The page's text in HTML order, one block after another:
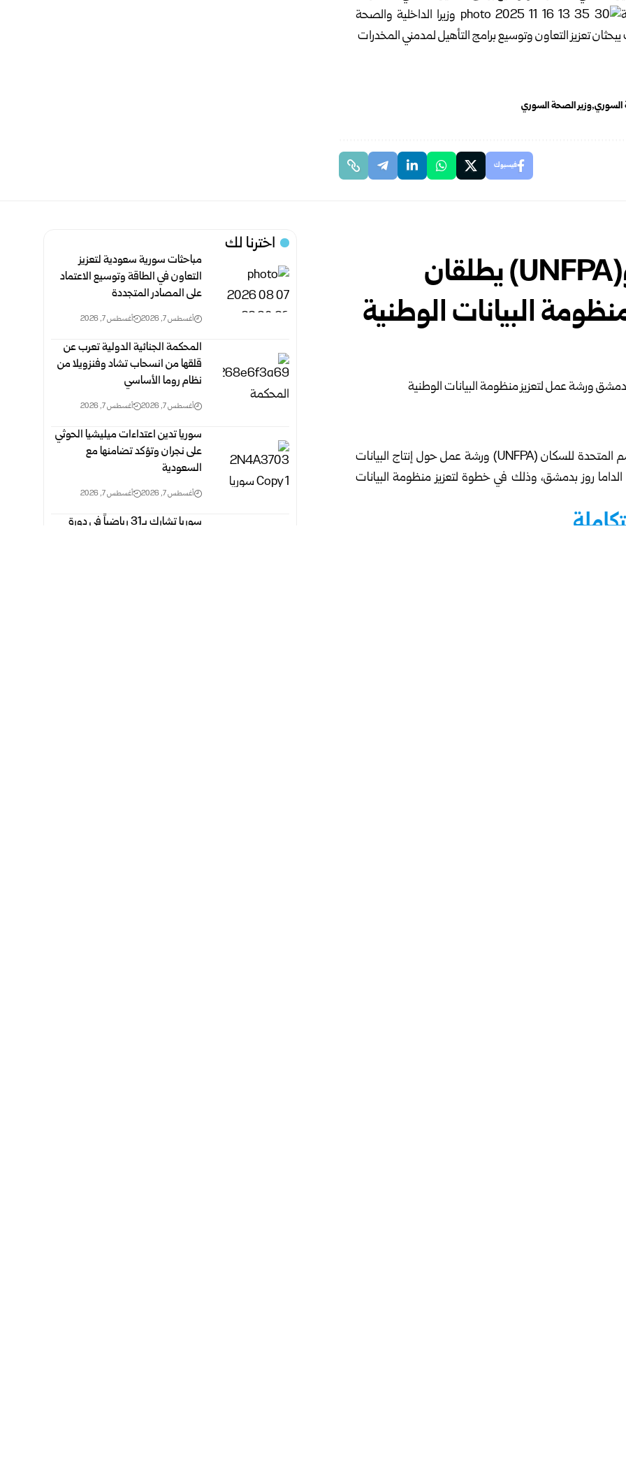
السوري وزير الصحة السوري
فيسبوك
هيئة التخطيط والإحصاء و(UNFPA) يطلقان
البيانات الوطنية
أطلقت هيئة التخطيط والإحصاء بالتعاون مع صندوق الأمم المتحدة للسكان (UNFPA) ورشة عمل حول إنتاج البيانات
روز بدمشق، وذلك في خطوة لتعزيز منظومة البيانات
اخترنا لك
مباحثات سورية سعودية لتعزيز
التعاون في الطاقة وتوسيع الاعتماد
على المصادر المتجددة
أغسطس 7, 2026 أغسطس 7, 2026
المحكمة الجنائية الدولية تعرب عن
قلقها من انسحاب تشاد وفنزويلا من
نظام روما الأساسي
أغسطس 7, 2026 أغسطس 7, 2026
سوريا تدين اعتداءات ميليشيا الحوثي
على نجران وتؤكد تضامنها مع
السعودية
أغسطس 7, 2026 أغسطس 7, 2026
سوريا تشارك بـ31 رياضياً في دورة